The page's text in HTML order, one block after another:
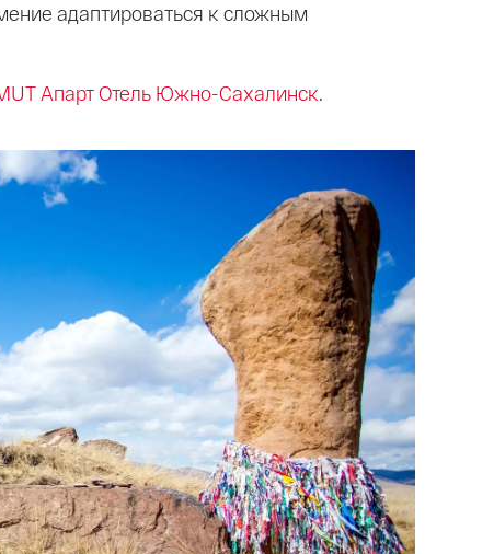
адаптироваться к сложным
Апарт Отель Южно-Сахалинск.